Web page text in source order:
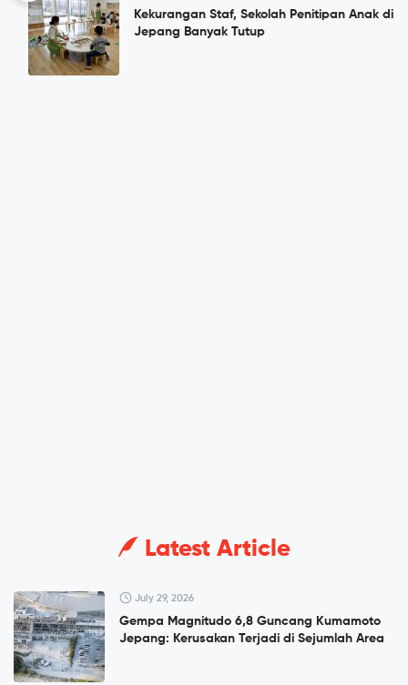
Kekurangan Staf, Sekolah Penitipan Anak di
Jepang Banyak Tutup
Latest Article
July 29, 2026
Gempa Magnitudo 6,8 Guncang Kumamoto
Jepang: Kerusakan Terjadi di Sejumlah Area